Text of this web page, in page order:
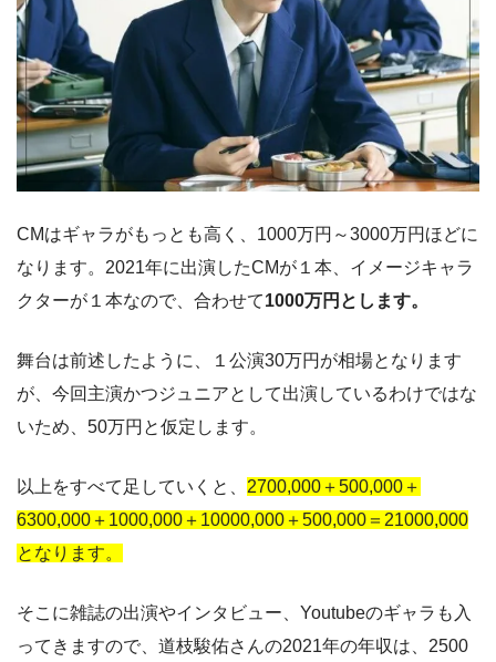
CMはギャラがもっとも高く、1000万円～3000万円ほどに
なります。2021年に出演したCMが１本、イメージキャラ
クターが１本なので、合わせて1000万円とします。
舞台は前述したように、１公演30万円が相場となります
が、今回主演かつジュニアとして出演しているわけではな
いため、50万円と仮定します。
以上をすべて足していくと、 2700,000＋500,000＋
6300,000＋1000,000＋10000,000＋500,000＝21000,000
となります。
そこに雑誌の出演やインタビュー、Youtubeのギャラも入
ってきますので、道枝駿佑さんの2021年の年収は、2500